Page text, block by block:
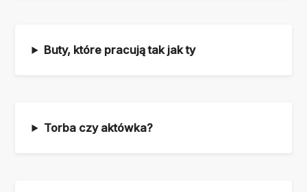
Buty, które pracują tak jak ty
Torba czy aktówka?